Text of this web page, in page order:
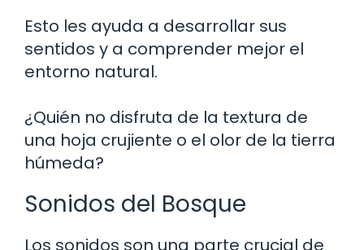
Esto les ayuda a desarrollar sus
sentidos y a comprender mejor el
entorno natural.
¿Quién no disfruta de la textura de
una hoja crujiente o el olor de la tierra
húmeda?
Sonidos del Bosque
Los sonidos son una parte crucial de